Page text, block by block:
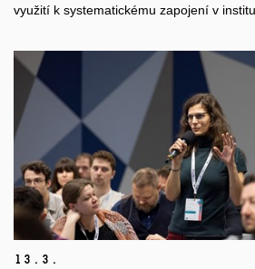
využití k systematickému zapojení v
13. 3.